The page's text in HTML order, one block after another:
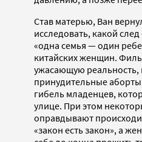
Став матерью, Ван
исследовать, какой
«одна семья — один
китайских женщин.
ужасающую реальность,
принудительные
гибель младенцев,
улице. При этом
оправдывают
«закон есть закон», а